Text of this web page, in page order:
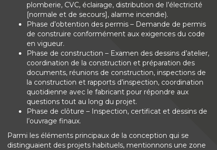
plomberie, CVC, éclairage, distribution de l’électricité
[normale et de secours], alarme incendie).
Phase d’obtention des permis – Demande de permis
de construire conformément aux exigences du code
en vigueur.
Phase de construction – Examen des dessins d’atelier,
coordination de la construction et préparation des
documents, réunions de construction, inspections de
la construction et rapports d’inspection, coordination
quotidienne avec le fabricant pour répondre aux
questions tout au long du projet.
Phase de clôture – Inspection, certificat et dessins de
l’ouvrage finaux.
Parmi les éléments principaux de la conception qui se
distinguaient des projets habituels, mentionnons une zone